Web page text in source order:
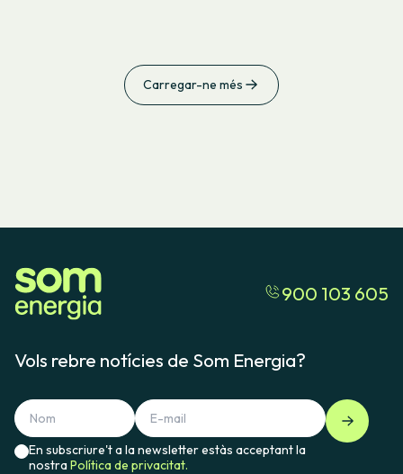
Carregar-ne més
900 103 605
Vols rebre notícies de Som Energia?
En subscriure't a la newsletter estàs acceptant la
nostraPolítica de privacitat.